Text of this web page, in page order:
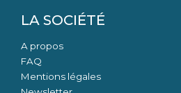
LA SOCIÉTÉ
A propos
FAQ
Mentions légales